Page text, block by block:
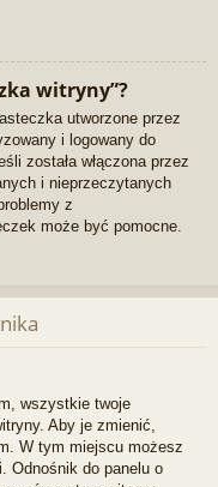
witryny”?
utworzone przez
i logowany do
została włączona przez
i nieprzeczytanych
z
może być pomocne.
wszystkie twoje
Aby je zmienić,
W tym miejscu możesz
Odnośnik do panelu o